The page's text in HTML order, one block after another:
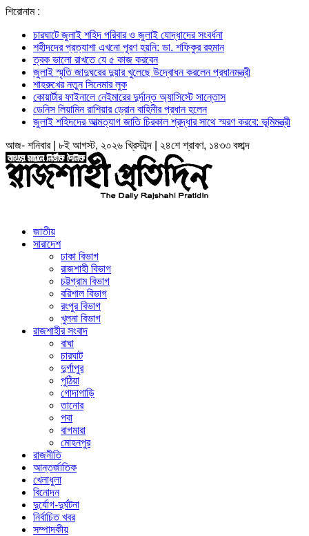
শিরোনাম :
চারঘাটে জুলাই শহিদ পরিবার ও জুলাই যোদ্ধাদের সংবর্ধনা
শহীদদের প্রত্যাশা এখনো পূরণ হয়নি: ডা. শফিকুর রহমান
ত্বক ভালো রাখতে যে ৫ কাজ করবেন
জুলাই স্মৃতি জাদুঘরের দুয়ার খুলেছে উদ্বোধন করলেন প্রধানমন্ত্রী
শাহরুখের নতুন সিনেমার লুক
কোয়ার্টার ফাইনালে নেইমারের দুর্দান্ত অ্যাসিস্টে সান্তোস
ডেনিস লিয়ামিন রাশিয়ার ড্রোন বাহিনীর প্রধান হলেন
জুলাই শহিদদের আত্মত্যাগ জাতি চিরকাল শ্রদ্ধার সাথে স্মরণ করবে: ভূমিমন্ত্রী
আজ- শনিবার | ৮ই আগস্ট, ২০২৬ খ্রিস্টাব্দ | ২৪শে শ্রাবণ, ১৪৩৩ বঙ্গাব্দ
জাতীয়
সারাদেশ
ঢাকা বিভাগ
রাজশাহী বিভাগ
চট্টগ্রাম বিভাগ
বরিশাল বিভাগ
রংপুর বিভাগ
খুলনা বিভাগ
রাজশাহীর সংবাদ
বাঘা
চারঘাট
দুর্গাপুর
পুঠিয়া
গোদাগাড়ি
তানোর
পবা
বাগমারা
মোহনপুর
রাজনীতি
আন্তর্জাতিক
খেলাধুলা
বিনোদন
দুর্যোগ-দুর্ঘটনা
নির্বাচিত খবর
সম্পাদকীয়